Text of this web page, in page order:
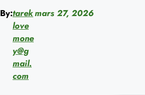
By:tarek
love
mone
y@g
mail.
com
mars 27, 2026